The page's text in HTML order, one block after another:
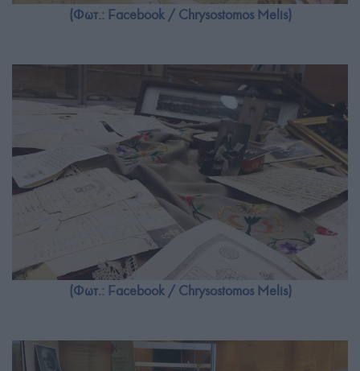
(Φωτ.: Facebook / Chrysostomos Melis)
(Φωτ.: Facebook / Chrysostomos Melis)